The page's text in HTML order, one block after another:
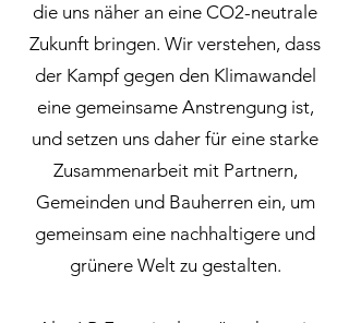
die uns näher an eine CO2-neutrale
Zukunft bringen. Wir verstehen, dass
der Kampf gegen den Klimawandel
eine gemeinsame Anstrengung ist,
und setzen uns daher für eine starke
Zusammenarbeit mit Partnern,
Gemeinden und Bauherren ein, um
gemeinsam eine nachhaltigere und
grünere Welt zu gestalten.